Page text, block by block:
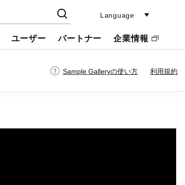
ユーザー パートナー 企業情報
Language
Sample Galleryの使い方 利用規約